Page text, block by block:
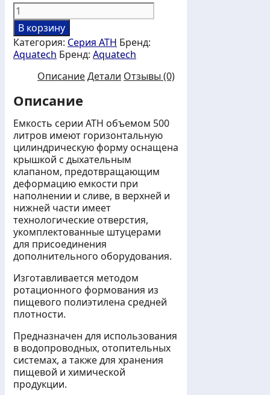
Количество
товара
Ёмкость
пластиковая
АТH
В корзину
Категория: Серия АТH Бренд:
Aquatech Бренд: Aquatech
ОписаниеДетали Отзывы (0)
Описание
Емкость серии АТH объемом 500
литров имеют горизонтальную
цилиндрическую форму оснащена
крышкой с дыхательным
клапаном, предотвращающим
деформацию емкости при
наполнении и сливе, в верхней и
нижней части имеет
технологические отверстия,
укомплектованные штуцерами
для присоединения
дополнительного оборудования.
Изготавливается методом
ротационного формования из
пищевого полиэтилена средней
плотности.
Предназначен для использования
в водопроводных, отопительных
системах, а также для хранения
пищевой и химической
продукции.